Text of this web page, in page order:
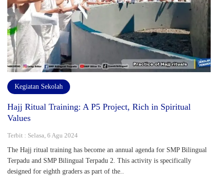
Kegiatan Sekolah
Hajj Ritual Training: A P5 Project, Rich in Spiritual
Values
Terbit : Selasa, 6 Agu 2024
The Hajj ritual training has become an annual agenda for SMP Bilingual
Terpadu and SMP Bilingual Terpadu 2. This activity is specifically
designed for eighth graders as part of the..